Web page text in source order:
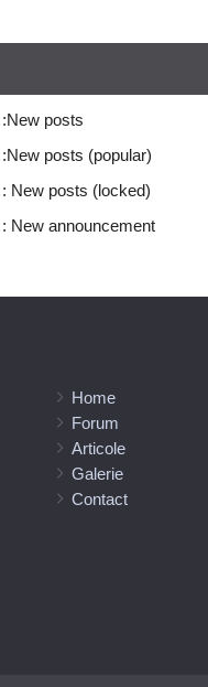
:New posts
:New posts (popular)
: New posts (locked)
: New announcement
Home
Forum
Articole
Galerie
Contact